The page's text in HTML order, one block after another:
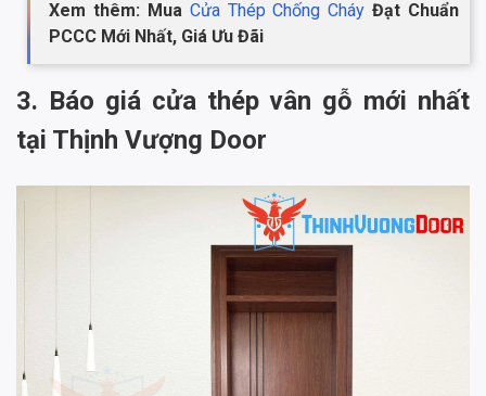
Xem thêm: Mua Cửa Thép Chống Cháy Đạt Chuẩn
PCCC Mới Nhất, Giá Ưu Đãi
3. Báo giá cửa thép vân gỗ mới nhất
tại Thịnh Vượng Door